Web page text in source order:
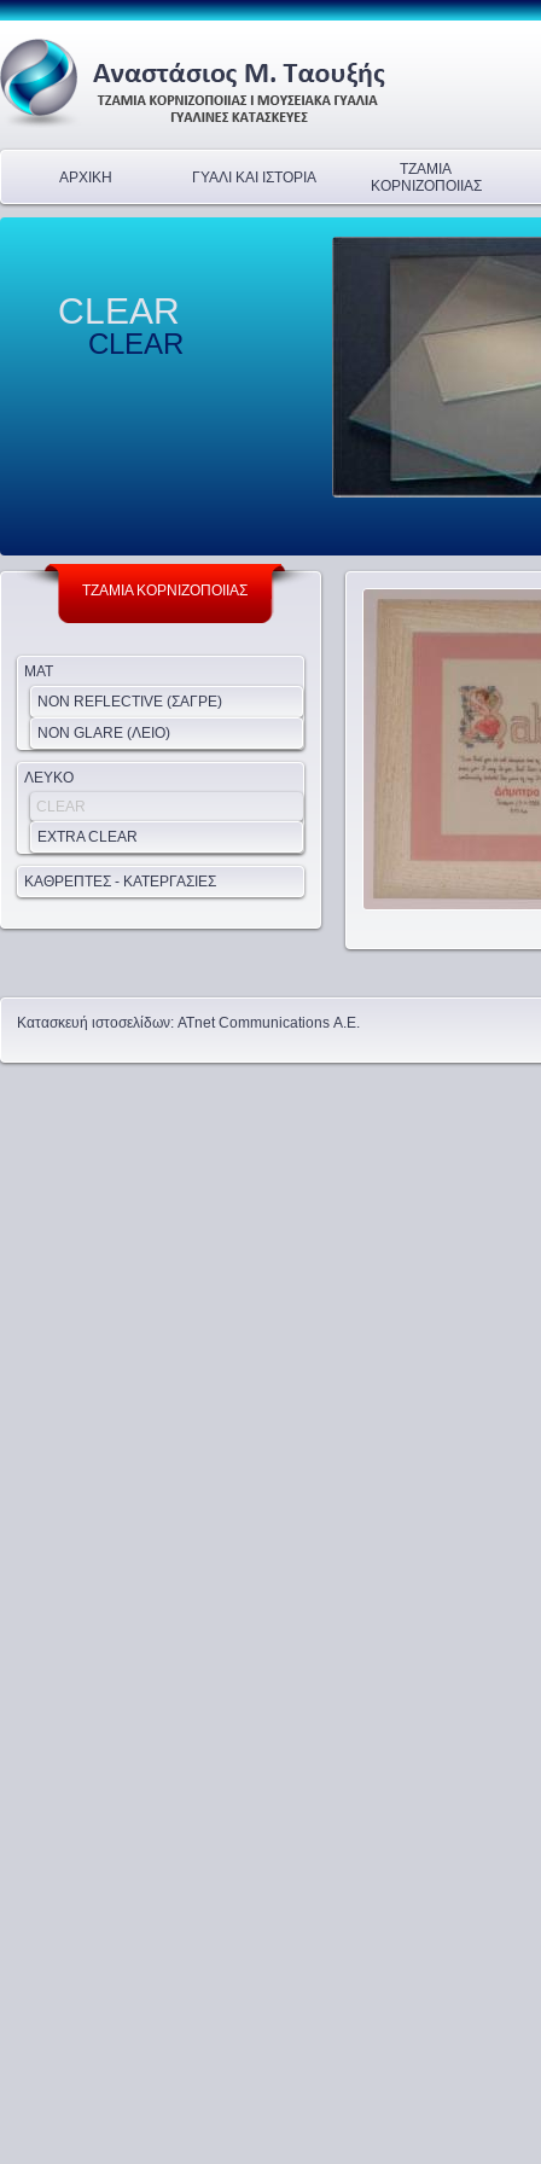
ΑΡΧΙΚΗ ΓΥΑΛΙ ΚΑΙ ΙΣΤΟΡΙΑ
ΤΖΑΜΙΑ
ΚΟΡΝΙΖΟΠΟΙΙΑΣ
CLEAR
CLEAR
ΤΖΑΜΙΑ ΚΟΡΝΙΖΟΠΟΙΙΑΣ
MAT
NON REFLECTIVE (ΣΑΓΡΕ)
NON GLARE (ΛΕΙΟ)
ΛΕΥΚΟ
CLEAR
EXTRA CLEAR
ΚΑΘΡΕΠΤΕΣ - ΚΑΤΕΡΓΑΣΙΕΣ
Κατασκευή ιστοσελίδων: ATnet Communications Α.Ε.